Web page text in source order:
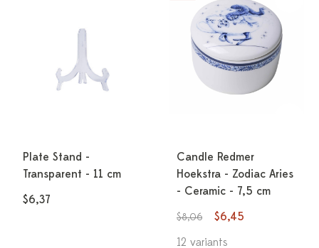
Plate Stand -
Transparent - 11 cm
$6,37
Candle Redmer
Hoekstra - Zodiac Aries
- Ceramic - 7,5 cm
$8,06
$6,45
12 variants